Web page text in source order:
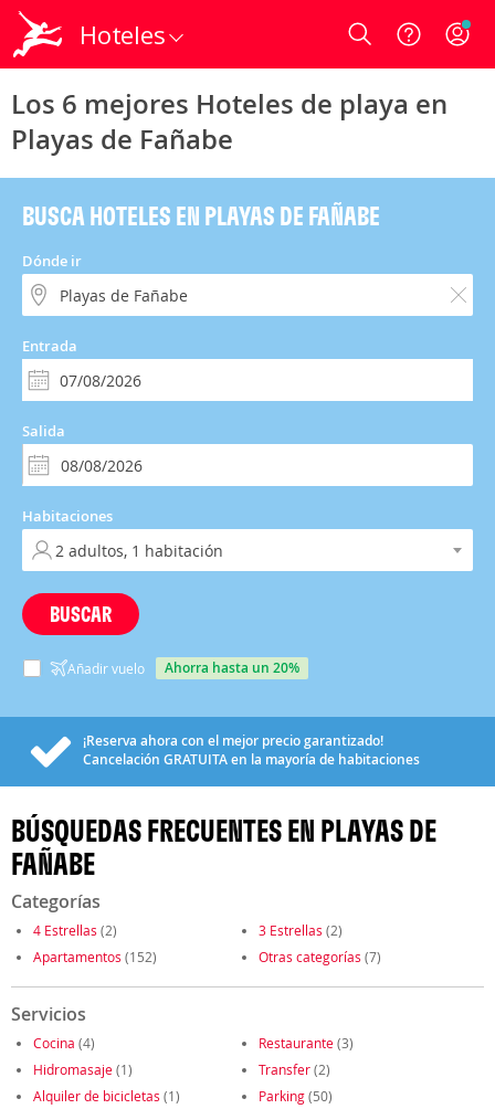
Hoteles Login
Los 6 mejores Hoteles de playa en
Playas de Fañabe
BUSCA HOTELES EN PLAYAS DE FAÑABE
Dónde ir
Entrada
Salida
Habitaciones
BUSCAR
Añadir vuelo ahorra hasta un 20%
¡Reserva ahora con el mejor precio garantizado!
Cancelación GRATUITAen la mayoría de habitaciones
BÚSQUEDAS FRECUENTES EN PLAYAS DE
FAÑABE
Categorías
4 Estrellas (2) 3 Estrellas (2)
Apartamentos (152) Otras categorías (7)
Servicios
Cocina (4) Restaurante(3)
Hidromasaje(1) Transfer(2)
Alquiler de bicicletas (1) Parking(50)